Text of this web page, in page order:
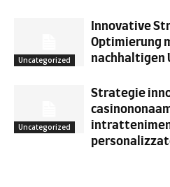
Uncategorized
Innovative
Optimierung
nachhaltigen
Uncategorized
Strategie